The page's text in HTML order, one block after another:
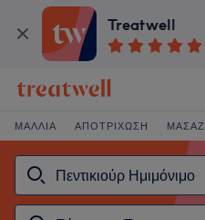
Treatwell
ΜΑΛΛΙΆ ΑΠΟΤΡΊΧΩΣΗ ΜΑΣΆΖ